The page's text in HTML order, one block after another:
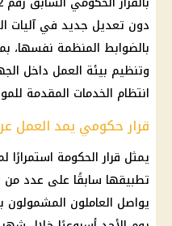
دون تعديل جديد في آليات
بالضوابط المنظمة نفسها،
وتنظيم بيئة العمل داخل
انتظام الخدمات المقدمة
قرار حكومي يمد العمل
يمثل قرار الحكومة
تطبيقها سابقًا على عدد من
يواصل العاملون المشمولون